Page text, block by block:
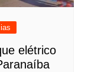
elétrico